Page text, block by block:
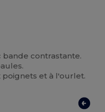
bande contrastante.
et à l'ourlet.